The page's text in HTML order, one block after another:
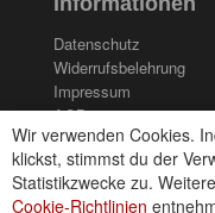
Wir verwenden Cookies.
klickst, stimmst du der
Statistikzwecke zu.
Cookie-Richtlinien
Datenschutz
Widerrufsbelehrung
Impressum
AGB
Kontakt
Cookies einstellungen
Zahlungsarten